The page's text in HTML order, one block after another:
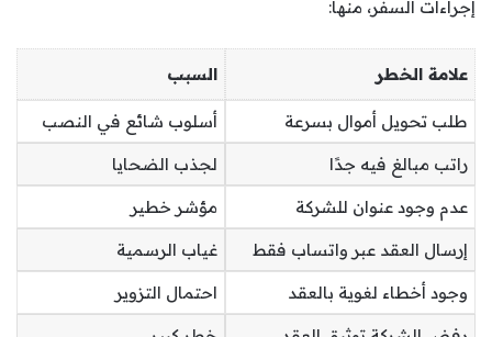
إجراءات السفر، منها:
علامة الخطر السبب
طلب تحويل أموال بسرعة أسلوب شائع في النصب
راتب مبالغ فيه جدًا لجذب الضحايا
عدم وجود عنوان للشركة مؤشر خطير
إرسال العقد عبر واتساب فقط غياب الرسمية
وجود أخطاء لغوية بالعقد احتمال التزوير